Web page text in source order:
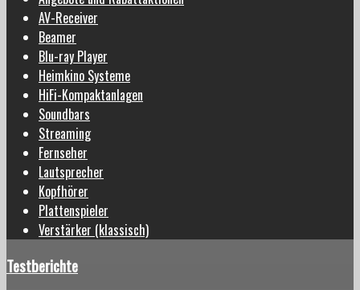
AV-Receiver
Beamer
Blu-ray Player
Heimkino Systeme
HiFi-Kompaktanlagen
Soundbars
Streaming
Fernseher
Lautsprecher
Kopfhörer
Plattenspieler
Verstärker (klassisch)
Testberichte